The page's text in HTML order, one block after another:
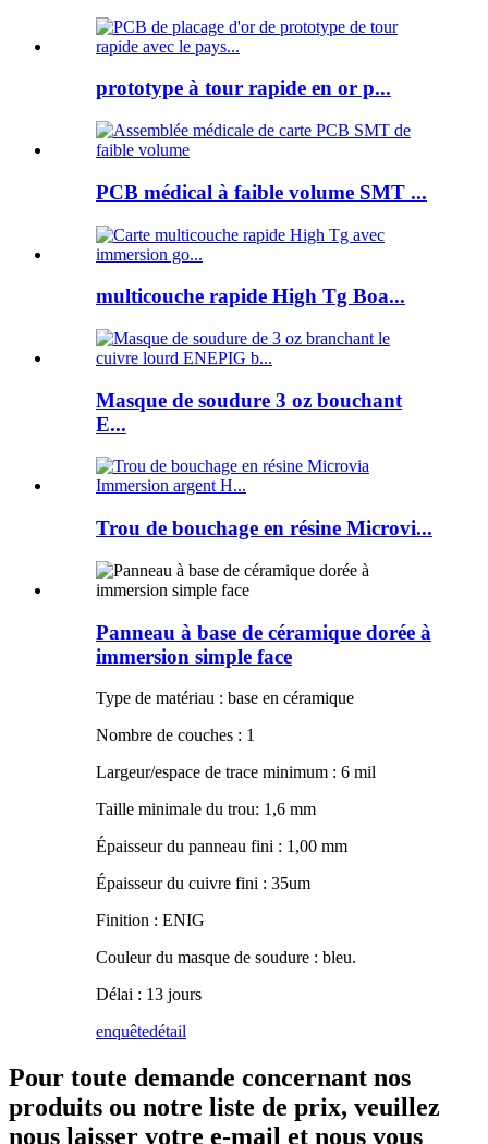
prototype à tour rapide en or p...
PCB médical à faible volume SMT ...
multicouche rapide High Tg Boa...
Masque de soudure 3 oz bouchant
E...
Trou de bouchage en résine Microvi...
Panneau à base de céramique dorée à
immersion simple face
Type de matériau : base en céramique
Nombre de couches : 1
Largeur/espace de trace minimum : 6 mil
Taille minimale du trou: 1,6 mm
Épaisseur du panneau fini : 1,00 mm
Épaisseur du cuivre fini : 35um
Finition : ENIG
Couleur du masque de soudure : bleu.
Délai : 13 jours
enquêtedétail
Pour toute demande concernant nos
produits ou notre liste de prix, veuillez
nous laisser votre e-mail et nous vous